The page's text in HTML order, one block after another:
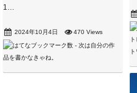
1…
2024年10月4日 470 Views